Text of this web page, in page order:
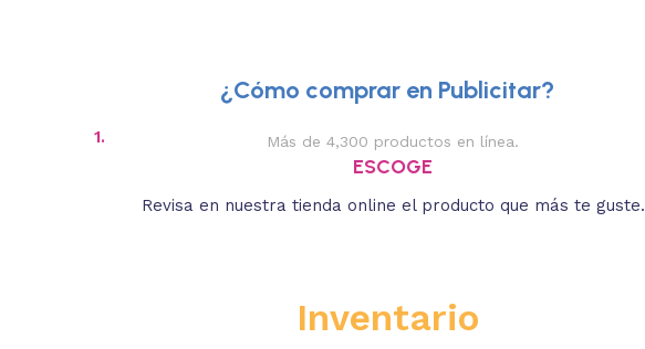
¿Cómo comprar en Publicitar?
1. Más de 4,300 productos en línea.
ESCOGE
Revisa en nuestra tienda online el producto que más te guste.
Inventario